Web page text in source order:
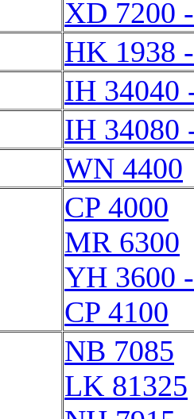
XD 7200
HK 1938
IH 34040
IH 34080
WN 4400
CP 4000
MR 6300
YH 3600
CP 4100
NB 7085
LK 81325